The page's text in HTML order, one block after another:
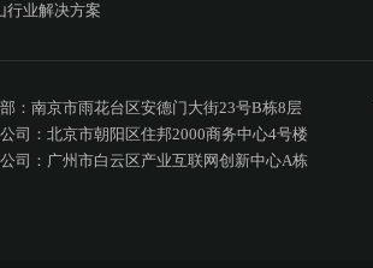
行业解决方案
：南京市雨花台区安德门大街23号B栋8层
司：北京市朝阳区住邦2000商务中心4号楼
司：广州市白云区产业互联网创新中心A栋